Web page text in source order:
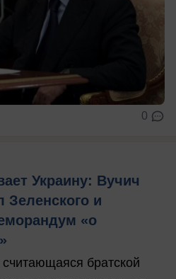
0
Украину: Вучич
Зеленского и
«о
братской